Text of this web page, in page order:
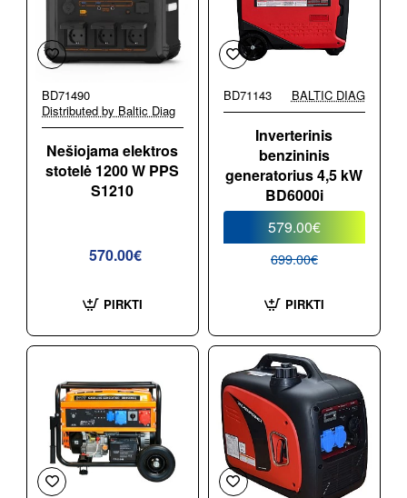
BD71490
Distributed by Baltic Diag
Nešiojama elektros
stotelė 1200 W PPS
S1210
570.00€
PIRKTI
-17%
BD71143 BALTIC DIAG
Inverterinis
benzininis
generatorius 4,5 kW
BD6000i
579.00€
699.00€
PIRKTI